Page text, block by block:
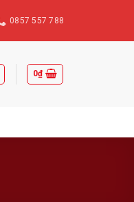
0857 557 788
0₫